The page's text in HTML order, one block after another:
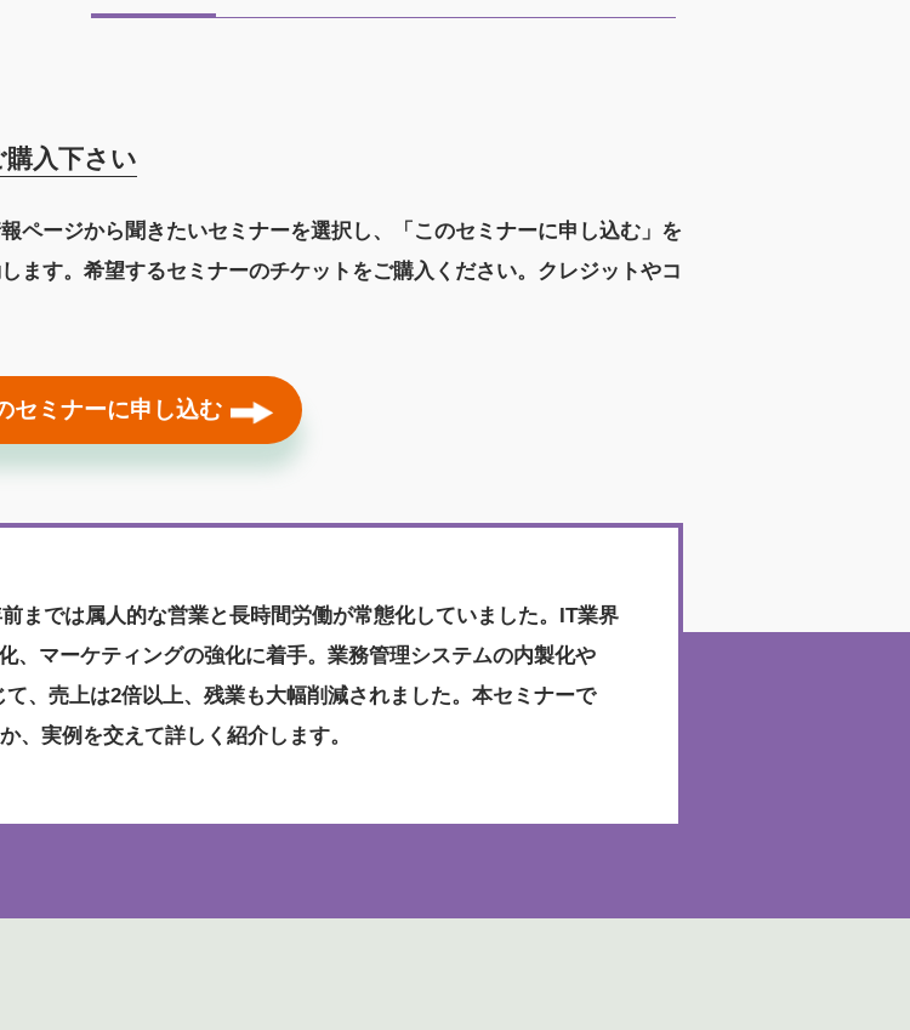
入下さい
ページから聞きたいセミナーを選択し、「このセミナーに申し込む」を
ます。希望するセミナーのチケットをご購入ください。クレジットやコ
セミナーに申し込む
までは属人的な営業と長時間労働が常態化していました。IT業界
、マーケティングの強化に着手。業務管理システムの内製化や
、売上は2倍以上、残業も大幅削減されました。本セミナーで
、実例を交えて詳しく紹介します。